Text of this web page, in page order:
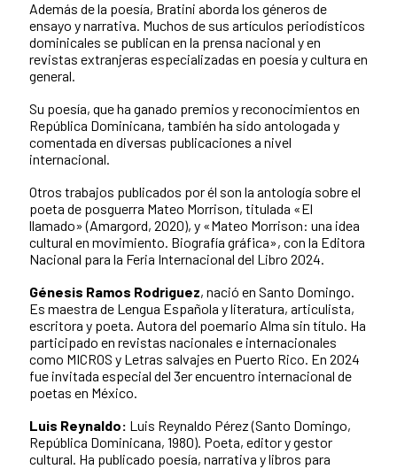
Además de la poesía, Bratini aborda los géneros de
ensayo y narrativa. Muchos de sus artículos periodísticos
dominicales se publican en la prensa nacional y en
revistas extranjeras especializadas en poesía y cultura en
general.
Su poesía, que ha ganado premios y reconocimientos en
República Dominicana, también ha sido antologada y
comentada en diversas publicaciones a nivel
internacional.
Otros trabajos publicados por él son la antología sobre el
poeta de posguerra Mateo Morrison, titulada «El
llamado» (Amargord, 2020), y «Mateo Morrison: una idea
cultural en movimiento. Biografía gráfica», con la Editora
Nacional para la Feria Internacional del Libro 2024.
Génesis Ramos Rodriguez, nació en Santo Domingo.
Es maestra de Lengua Española y literatura, articulista,
escritora y poeta. Autora del poemario Alma sin título. Ha
participado en revistas nacionales e internacionales
como MICROS y Letras salvajes en Puerto Rico. En 2024
fue invitada especial del 3er encuentro internacional de
poetas en México.
Luis Reynaldo: Luis Reynaldo Pérez (Santo Domingo,
República Dominicana, 1980). Poeta, editor y gestor
cultural. Ha publicado poesía, narrativa y libros para